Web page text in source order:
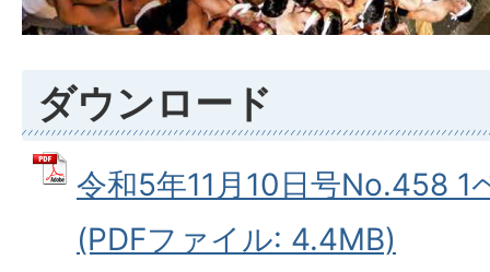
ダウンロード
令和5年11月10日号No.458 1
(PDFファイル: 4.4MB)